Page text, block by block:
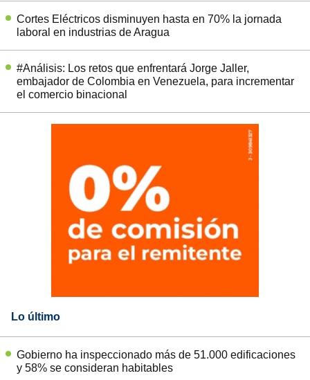
Cortes Eléctricos disminuyen hasta en 70% la jornada
laboral en industrias de Aragua
#Análisis: Los retos que enfrentará Jorge Jaller,
embajador de Colombia en Venezuela, para incrementar
el comercio binacional
Lo último
Gobierno ha inspeccionado más de 51.000 edificaciones
y 58% se consideran habitables